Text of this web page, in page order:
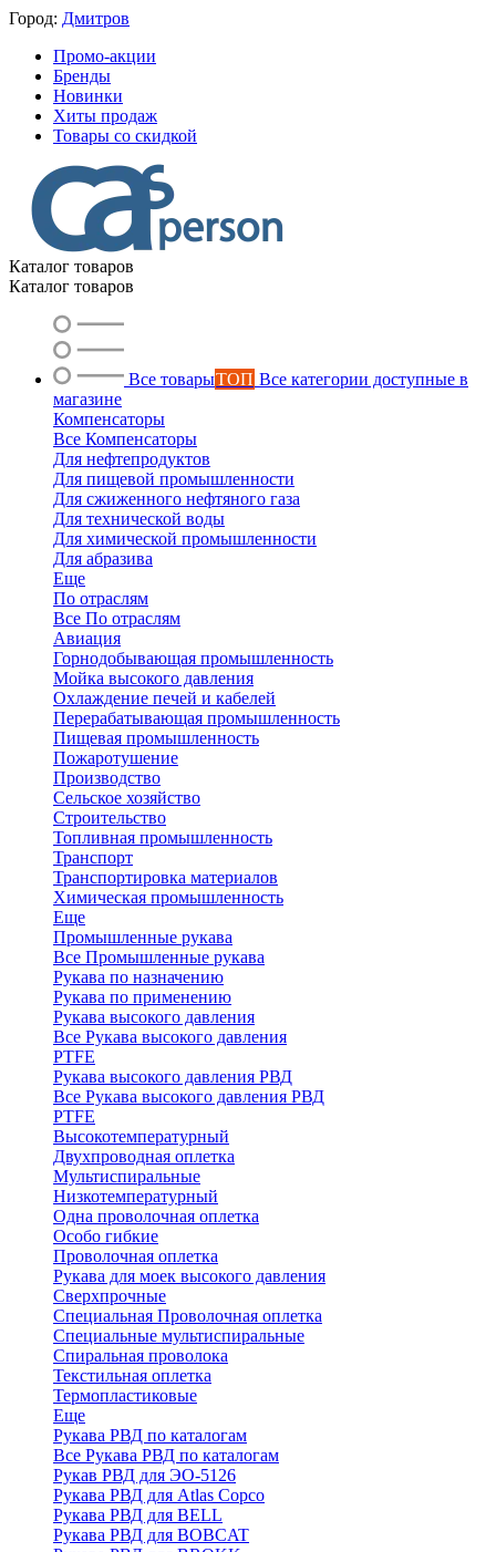
Город: Дмитров
Промо-акции
Бренды
Новинки
Хиты продаж
Товары со скидкой
Каталог товаров
Каталог товаров
Все товарыТОП Все категории доступные в
магазине
Компенсаторы
Все Компенсаторы
Для нефтепродуктов
Для пищевой промышленности
Для сжиженного нефтяного газа
Для технической воды
Для химической промышленности
Для абразива
Еще
По отраслям
Все По отраслям
Авиация
Горнодобывающая промышленность
Мойка высокого давления
Охлаждение печей и кабелей
Перерабатывающая промышленность
Пищевая промышленность
Пожаротушение
Производство
Сельское хозяйство
Строительство
Топливная промышленность
Транспорт
Транспортировка материалов
Химическая промышленность
Еще
Промышленные рукава
Все Промышленные рукава
Рукава по назначению
Рукава по применению
Рукава высокого давления
Все Рукава высокого давления
PTFE
Рукава высокого давления РВД
Все Рукава высокого давления РВД
PTFE
Высокотемпературный
Двухпроводная оплетка
Мультиспиральные
Низкотемпературный
Одна проволочная оплетка
Особо гибкие
Проволочная оплетка
Рукава для моек высокого давления
Сверхпрочные
Специальная Проволочная оплетка
Специальные мультиспиральные
Спиральная проволока
Текстильная оплетка
Термопластиковые
Еще
Рукава РВД по каталогам
Все Рукава РВД по каталогам
Рукав РВД для ЭО-5126
Рукава РВД для Atlas Copco
Рукава РВД для BELL
Рукава РВД для BOBCAT